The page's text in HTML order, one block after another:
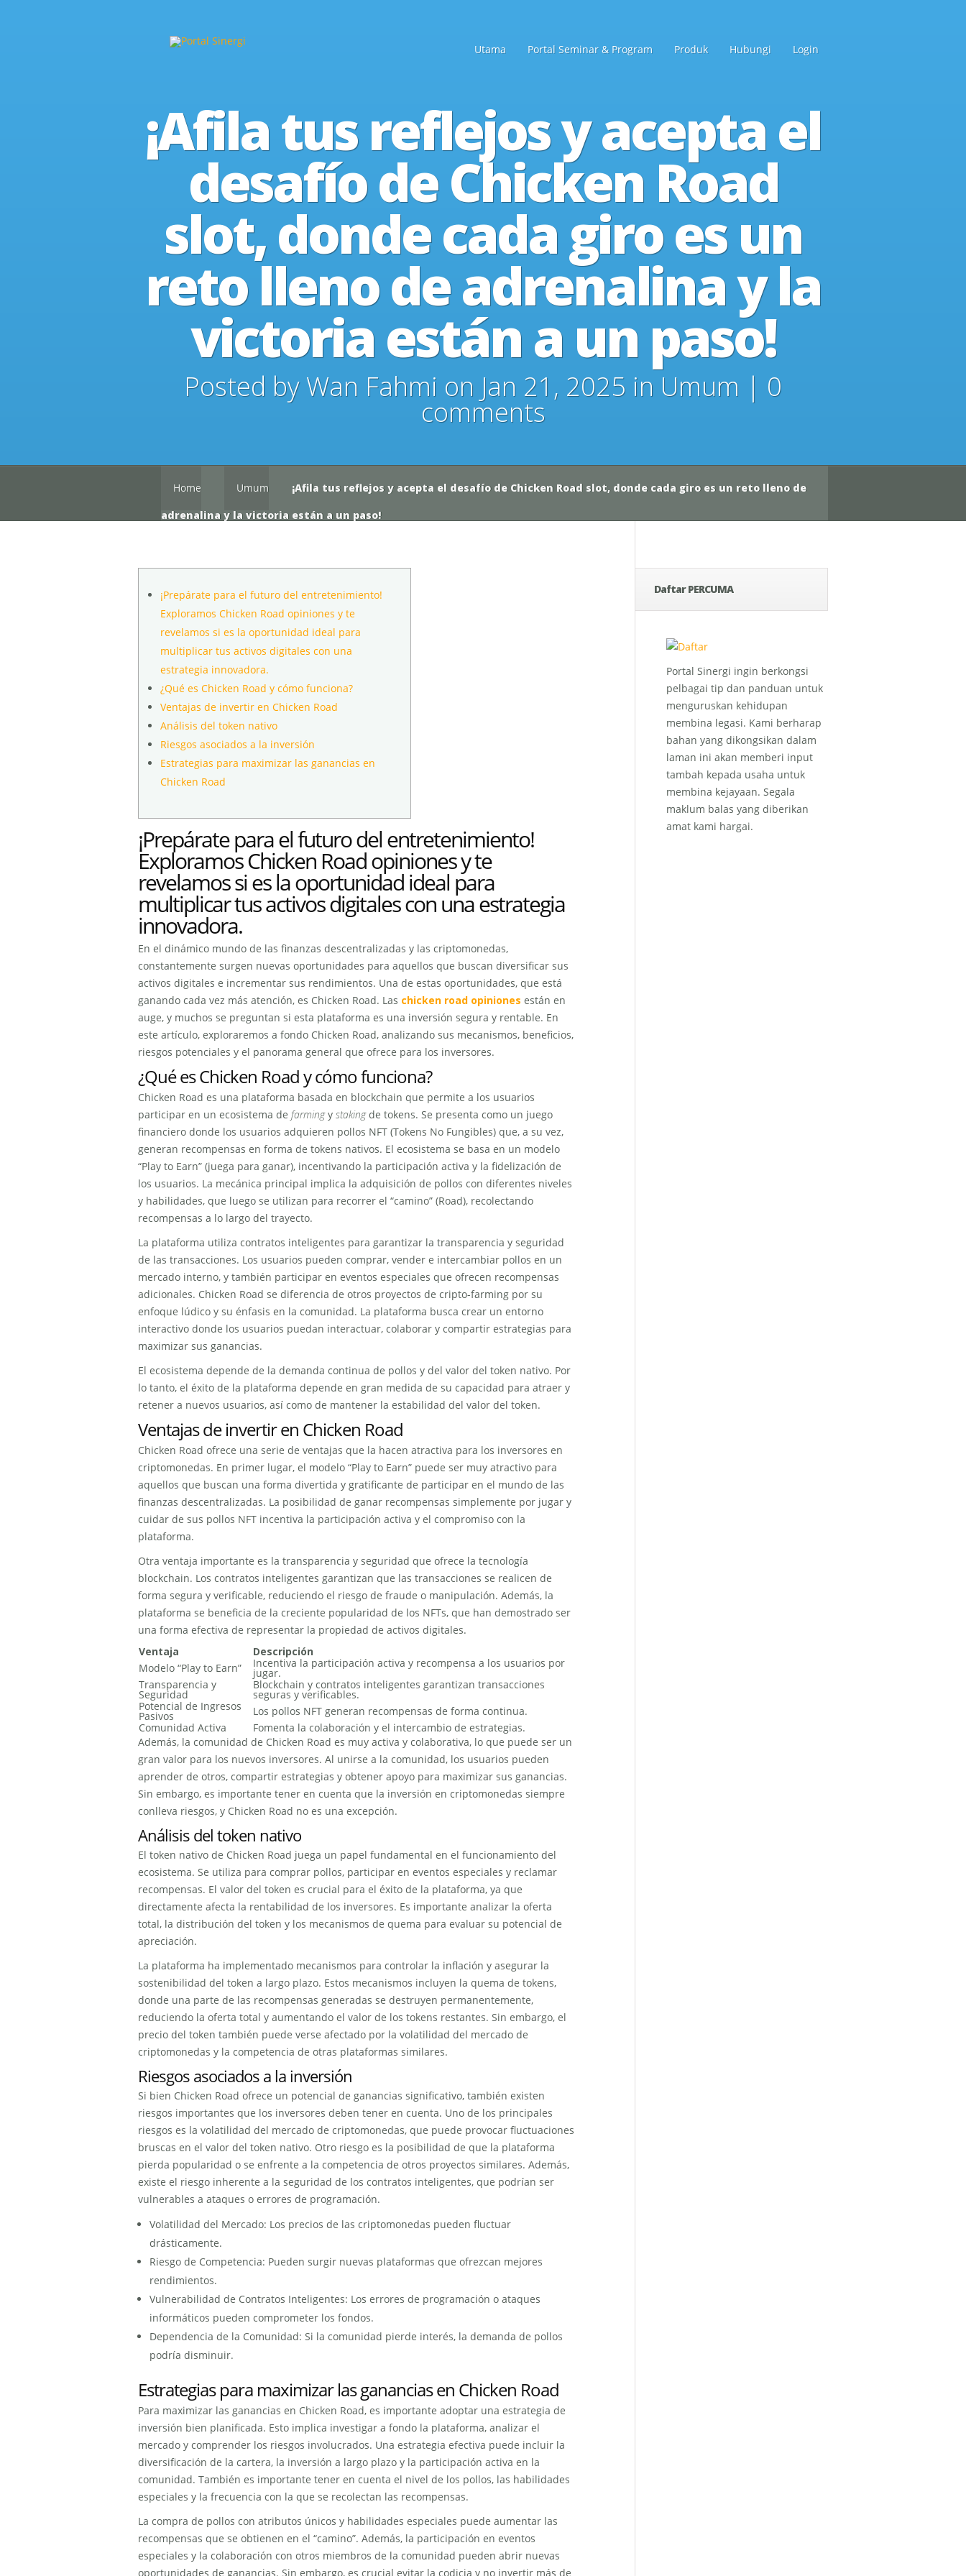
Utama Portal Seminar & Program Produk Hubungi Login
¡Afila tus reflejos y acepta el
desafío de Chicken Road
slot, donde cada giro es un
reto lleno de adrenalina y la
victoria están a un paso!
Posted byWan Fahmi on Jan 21, 2025 in Umum | 0
comments
Home Umum
¡Afila tus reflejos y acepta el desafío de Chicken Road slot, donde cada giro es un reto lleno de
adrenalina y la victoria están a un paso!
¡Prepárate para el futuro del entretenimiento!
Exploramos Chicken Road opiniones y te
revelamos si es la oportunidad ideal para
multiplicar tus activos digitales con una
estrategia innovadora.
¿Qué es Chicken Road y cómo funciona?
Ventajas de invertir en Chicken Road
Análisis del token nativo
Riesgos asociados a la inversión
Estrategias para maximizar las ganancias en
Chicken Road
¡Prepárate para el futuro del entretenimiento!
Exploramos Chicken Road opiniones y te
revelamos si es la oportunidad ideal para
multiplicar tus activos digitales con una estrategia
innovadora.
En el dinámico mundo de las finanzas descentralizadas y las criptomonedas,
constantemente surgen nuevas oportunidades para aquellos que buscan diversificar sus
activos digitales e incrementar sus rendimientos. Una de estas oportunidades, que está
ganando cada vez más atención, es Chicken Road. Las chicken road opiniones están en
auge, y muchos se preguntan si esta plataforma es una inversión segura y rentable. En
este artículo, exploraremos a fondo Chicken Road, analizando sus mecanismos, beneficios,
riesgos potenciales y el panorama general que ofrece para los inversores.
¿Qué es Chicken Road y cómo funciona?
Chicken Road es una plataforma basada en blockchain que permite a los usuarios
participar en un ecosistema de farmingy stakingde tokens. Se presenta como un juego
financiero donde los usuarios adquieren pollos NFT (Tokens No Fungibles) que, a su vez,
generan recompensas en forma de tokens nativos. El ecosistema se basa en un modelo
“Play to Earn” (juega para ganar), incentivando la participación activa y la fidelización de
los usuarios. La mecánica principal implica la adquisición de pollos con diferentes niveles
y habilidades, que luego se utilizan para recorrer el “camino” (Road), recolectando
recompensas a lo largo del trayecto.
La plataforma utiliza contratos inteligentes para garantizar la transparencia y seguridad
de las transacciones. Los usuarios pueden comprar, vender e intercambiar pollos en un
mercado interno, y también participar en eventos especiales que ofrecen recompensas
adicionales. Chicken Road se diferencia de otros proyectos de cripto-farming por su
enfoque lúdico y su énfasis en la comunidad. La plataforma busca crear un entorno
interactivo donde los usuarios puedan interactuar, colaborar y compartir estrategias para
maximizar sus ganancias.
El ecosistema depende de la demanda continua de pollos y del valor del token nativo. Por
lo tanto, el éxito de la plataforma depende en gran medida de su capacidad para atraer y
retener a nuevos usuarios, así como de mantener la estabilidad del valor del token.
Ventajas de invertir en Chicken Road
Chicken Road ofrece una serie de ventajas que la hacen atractiva para los inversores en
criptomonedas. En primer lugar, el modelo “Play to Earn” puede ser muy atractivo para
aquellos que buscan una forma divertida y gratificante de participar en el mundo de las
finanzas descentralizadas. La posibilidad de ganar recompensas simplemente por jugar y
cuidar de sus pollos NFT incentiva la participación activa y el compromiso con la
plataforma.
Otra ventaja importante es la transparencia y seguridad que ofrece la tecnología
blockchain. Los contratos inteligentes garantizan que las transacciones se realicen de
forma segura y verificable, reduciendo el riesgo de fraude o manipulación. Además, la
plataforma se beneficia de la creciente popularidad de los NFTs, que han demostrado ser
una forma efectiva de representar la propiedad de activos digitales.
Ventaja
Descripción
Modelo “Play to Earn”
Incentiva la participación activa y recompensa a los usuarios por
jugar.
Transparencia y
Seguridad
Blockchain y contratos inteligentes garantizan transacciones
seguras y verificables.
Potencial de Ingresos
Pasivos
Los pollos NFT generan recompensas de forma continua.
Comunidad Activa
Fomenta la colaboración y el intercambio de estrategias.
Además, la comunidad de Chicken Road es muy activa y colaborativa, lo que puede ser un
gran valor para los nuevos inversores. Al unirse a la comunidad, los usuarios pueden
aprender de otros, compartir estrategias y obtener apoyo para maximizar sus ganancias.
Sin embargo, es importante tener en cuenta que la inversión en criptomonedas siempre
conlleva riesgos, y Chicken Road no es una excepción.
Análisis del token nativo
El token nativo de Chicken Road juega un papel fundamental en el funcionamiento del
ecosistema. Se utiliza para comprar pollos, participar en eventos especiales y reclamar
recompensas. El valor del token es crucial para el éxito de la plataforma, ya que
directamente afecta la rentabilidad de los inversores. Es importante analizar la oferta
total, la distribución del token y los mecanismos de quema para evaluar su potencial de
apreciación.
La plataforma ha implementado mecanismos para controlar la inflación y asegurar la
sostenibilidad del token a largo plazo. Estos mecanismos incluyen la quema de tokens,
donde una parte de las recompensas generadas se destruyen permanentemente,
reduciendo la oferta total y aumentando el valor de los tokens restantes. Sin embargo, el
precio del token también puede verse afectado por la volatilidad del mercado de
criptomonedas y la competencia de otras plataformas similares.
Riesgos asociados a la inversión
Si bien Chicken Road ofrece un potencial de ganancias significativo, también existen
riesgos importantes que los inversores deben tener en cuenta. Uno de los principales
riesgos es la volatilidad del mercado de criptomonedas, que puede provocar fluctuaciones
bruscas en el valor del token nativo. Otro riesgo es la posibilidad de que la plataforma
pierda popularidad o se enfrente a la competencia de otros proyectos similares. Además,
existe el riesgo inherente a la seguridad de los contratos inteligentes, que podrían ser
vulnerables a ataques o errores de programación.
Volatilidad del Mercado: Los precios de las criptomonedas pueden fluctuar
drásticamente.
Riesgo de Competencia: Pueden surgir nuevas plataformas que ofrezcan mejores
rendimientos.
Vulnerabilidad de Contratos Inteligentes: Los errores de programación o ataques
informáticos pueden comprometer los fondos.
Dependencia de la Comunidad: Si la comunidad pierde interés, la demanda de pollos
podría disminuir.
Estrategias para maximizar las ganancias en Chicken Road
Para maximizar las ganancias en Chicken Road, es importante adoptar una estrategia de
inversión bien planificada. Esto implica investigar a fondo la plataforma, analizar el
mercado y comprender los riesgos involucrados. Una estrategia efectiva puede incluir la
diversificación de la cartera, la inversión a largo plazo y la participación activa en la
comunidad. También es importante tener en cuenta el nivel de los pollos, las habilidades
especiales y la frecuencia con la que se recolectan las recompensas.
La compra de pollos con atributos únicos y habilidades especiales puede aumentar las
recompensas que se obtienen en el “camino”. Además, la participación en eventos
especiales y la colaboración con otros miembros de la comunidad pueden abrir nuevas
oportunidades de ganancias. Sin embargo, es crucial evitar la codicia y no invertir más de
Daftar PERCUMA
Portal Sinergi ingin berkongsi
pelbagai tip dan panduan untuk
menguruskan kehidupan
membina legasi. Kami berharap
bahan yang dikongsikan dalam
laman ini akan memberi input
tambah kepada usaha untuk
membina kejayaan. Segala
maklum balas yang diberikan
amat kami hargai.